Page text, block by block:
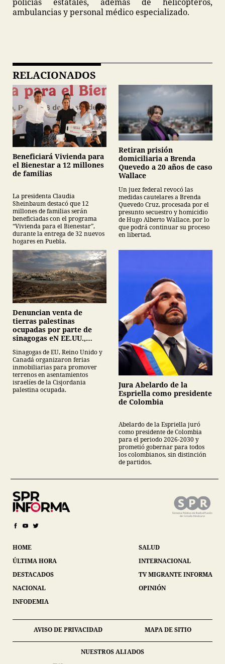
ambulancias y personal médico especializado.
RELACIONADOS
Beneficiará Vivienda para
el Bienestar a 12 millones
de familias
La presidenta Claudia
Sheinbaum destacó que 12
millones de familias serán
beneficiadas con el programa
“Vivienda para el Bienestar”,
durante la entrega de 32 nuevos
hogares en Puebla.
Retiran prisión
domiciliaria a Brenda
Quevedo a 20 años de caso
Wallace
Un juez federal revocó las
medidas cautelares a Brenda
Quevedo Cruz, procesada por el
presunto secuestro y homicidio
de Hugo Alberto Wallace, por lo
que podrá continuar su proceso
en libertad.
Denuncian venta de
tierras palestinas
ocupadas por parte de
sinagogas eN EE.UU.,
Sinagogas de EU, Reino Unido y
Canadá organizaron ferias
inmobiliarias para promover
terrenos en asentamientos
israelíes de la Cisjordania
palestina ocupada.
Jura Abelardo de la
Espriella como presidente
de Colombia
Abelardo de la Espriella juró
como presidente de Colombia
para el periodo 2026-2030 y
prometió gobernar para todos
los colombianos, sin distinción
de partidos.
HOME
ÚLTIMA HORA
DESTACADOS
NACIONAL
INFODEMIA
SALUD
INTERNACIONAL
TV MIGRANTE INFORMA
OPINIÓN
AVISO DE PRIVACIDAD MAPA DE SITIO
NUESTROS ALIADOS